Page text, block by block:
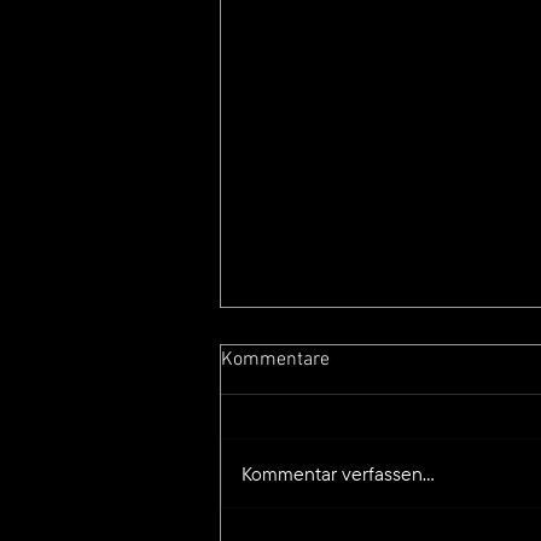
Kommentare
Kommentar verfassen...